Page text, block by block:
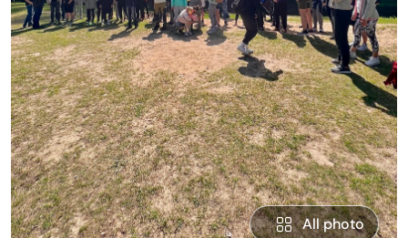
All photo